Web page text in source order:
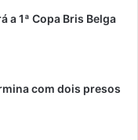
a 1ª Copa Bris Belga
com dois presos